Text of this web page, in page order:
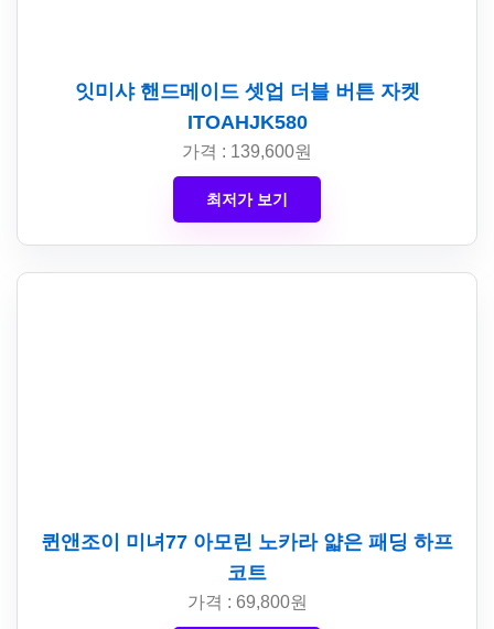
잇미샤 핸드메이드 셋업 더블 버튼 자켓
ITOAHJK580
가격 : 139,600원
최저가 보기
퀸앤조이 미녀77 아모린 노카라 얇은 패딩 하프
코트
가격 : 69,800원